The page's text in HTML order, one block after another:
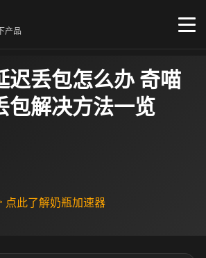
产品
迟丢包怎么办 奇喵
包解决方法一览
点此了解奶瓶加速器